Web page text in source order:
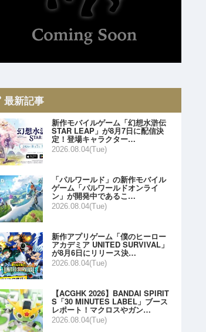
最新記事
新作モバイルゲーム「幻想水滸伝
STAR LEAP」が8月7日に配信決
定！登場キャラクター…
2026.08.04(Tue)
「パルワールド」の新作モバイル
ゲーム「パルワールドオンライ
ン」が開発中であるこ…
2026.08.04(Tue)
新作アプリゲーム「僕のヒーロー
アカデミア UNITED SURVIVAL」
が8月6日にリリース決…
2026.08.04(Tue)
【ACGHK 2026】BANDAI SPIRIT
S「30 MINUTES LABEL」ブース
レポート！マクロスやガン…
2026.08.04(Tue)